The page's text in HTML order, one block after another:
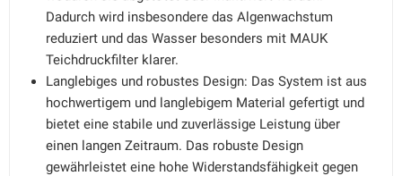
Dadurch wird insbesondere das Algenwachstum
reduziert und das Wasser besonders mit MAUK
Teichdruckfilter klarer.
Langlebiges und robustes Design: Das System ist aus
hochwertigem und langlebigem Material gefertigt und
bietet eine stabile und zuverlässige Leistung über
einen langen Zeitraum. Das robuste Design
gewährleistet eine hohe Widerstandsfähigkeit gegen